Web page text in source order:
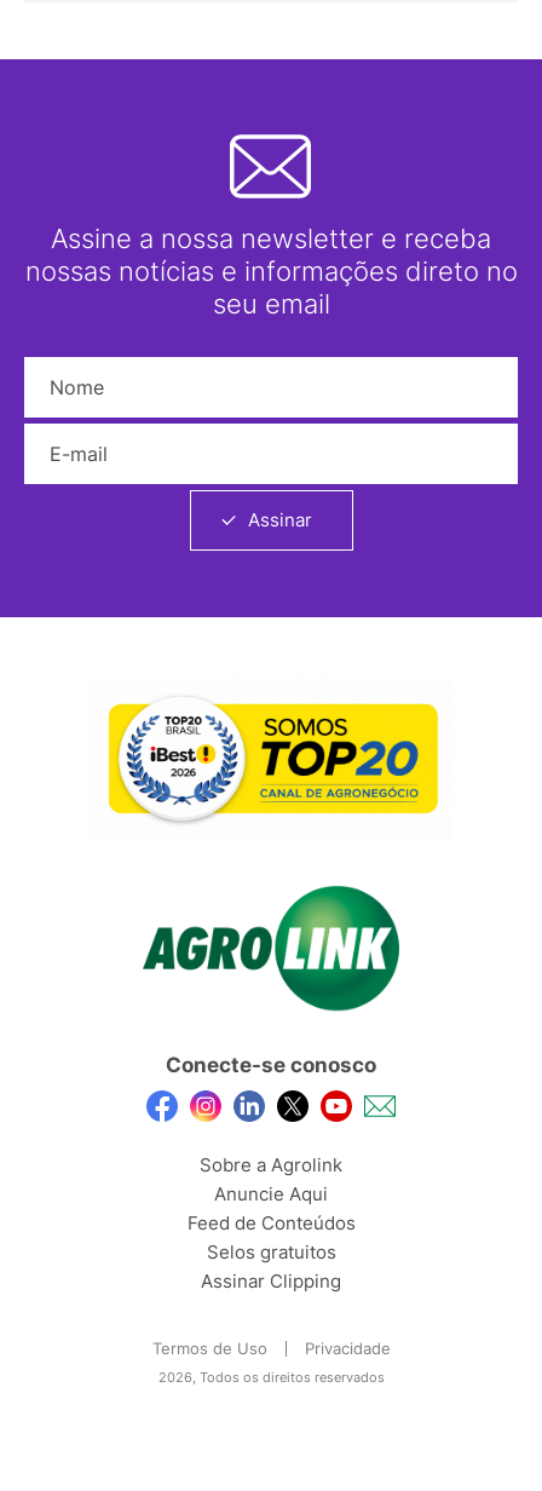
Assine a nossa newsletter e receba
nossas notícias e informações direto no
seu email
Assinar
Conecte-se conosco
Sobre a Agrolink
Anuncie Aqui
Feed de Conteúdos
Selos gratuitos
Assinar Clipping
Termos de Uso Privacidade
2026, Todos os direitos reservados